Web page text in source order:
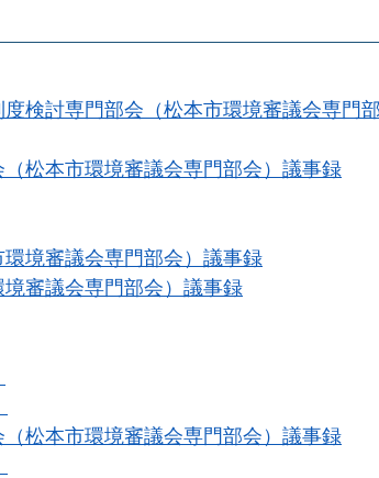
検討専門部会（松本市環境審議会専門
松本市環境審議会専門部会）議事録
境審議会専門部会）議事録
審議会専門部会）議事録
松本市環境審議会専門部会）議事録